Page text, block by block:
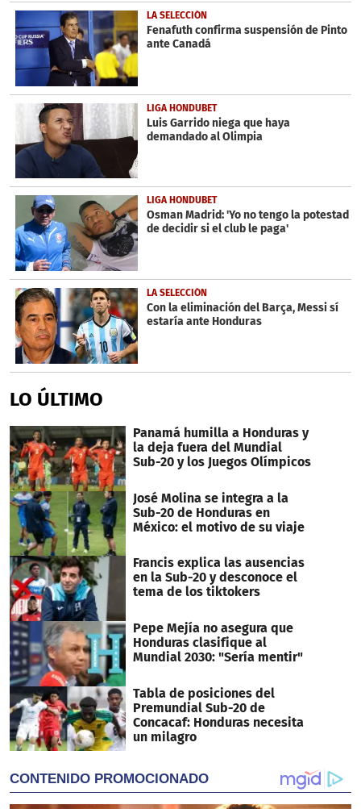
LA SELECCIÓN
Fenafuth confirma suspensión de Pinto
ante Canadá
LIGA HONDUBET
Luis Garrido niega que haya
demandado al Olimpia
LIGA HONDUBET
Osman Madrid: 'Yo no tengo la potestad
de decidir si el club le paga'
LA SELECCIÓN
Con la eliminación del Barça, Messi sí
estaría ante Honduras
LO ÚLTIMO
Panamá humilla a Honduras y
la deja fuera del Mundial
Sub-20 y los Juegos Olímpicos
José Molina se integra a la
Sub-20 de Honduras en
México: el motivo de su viaje
Francis explica las ausencias
en la Sub-20 y desconoce el
tema de los tiktokers
Pepe Mejía no asegura que
Honduras clasifique al
Mundial 2030: "Sería mentir"
Tabla de posiciones del
Premundial Sub-20 de
Concacaf: Honduras necesita
un milagro